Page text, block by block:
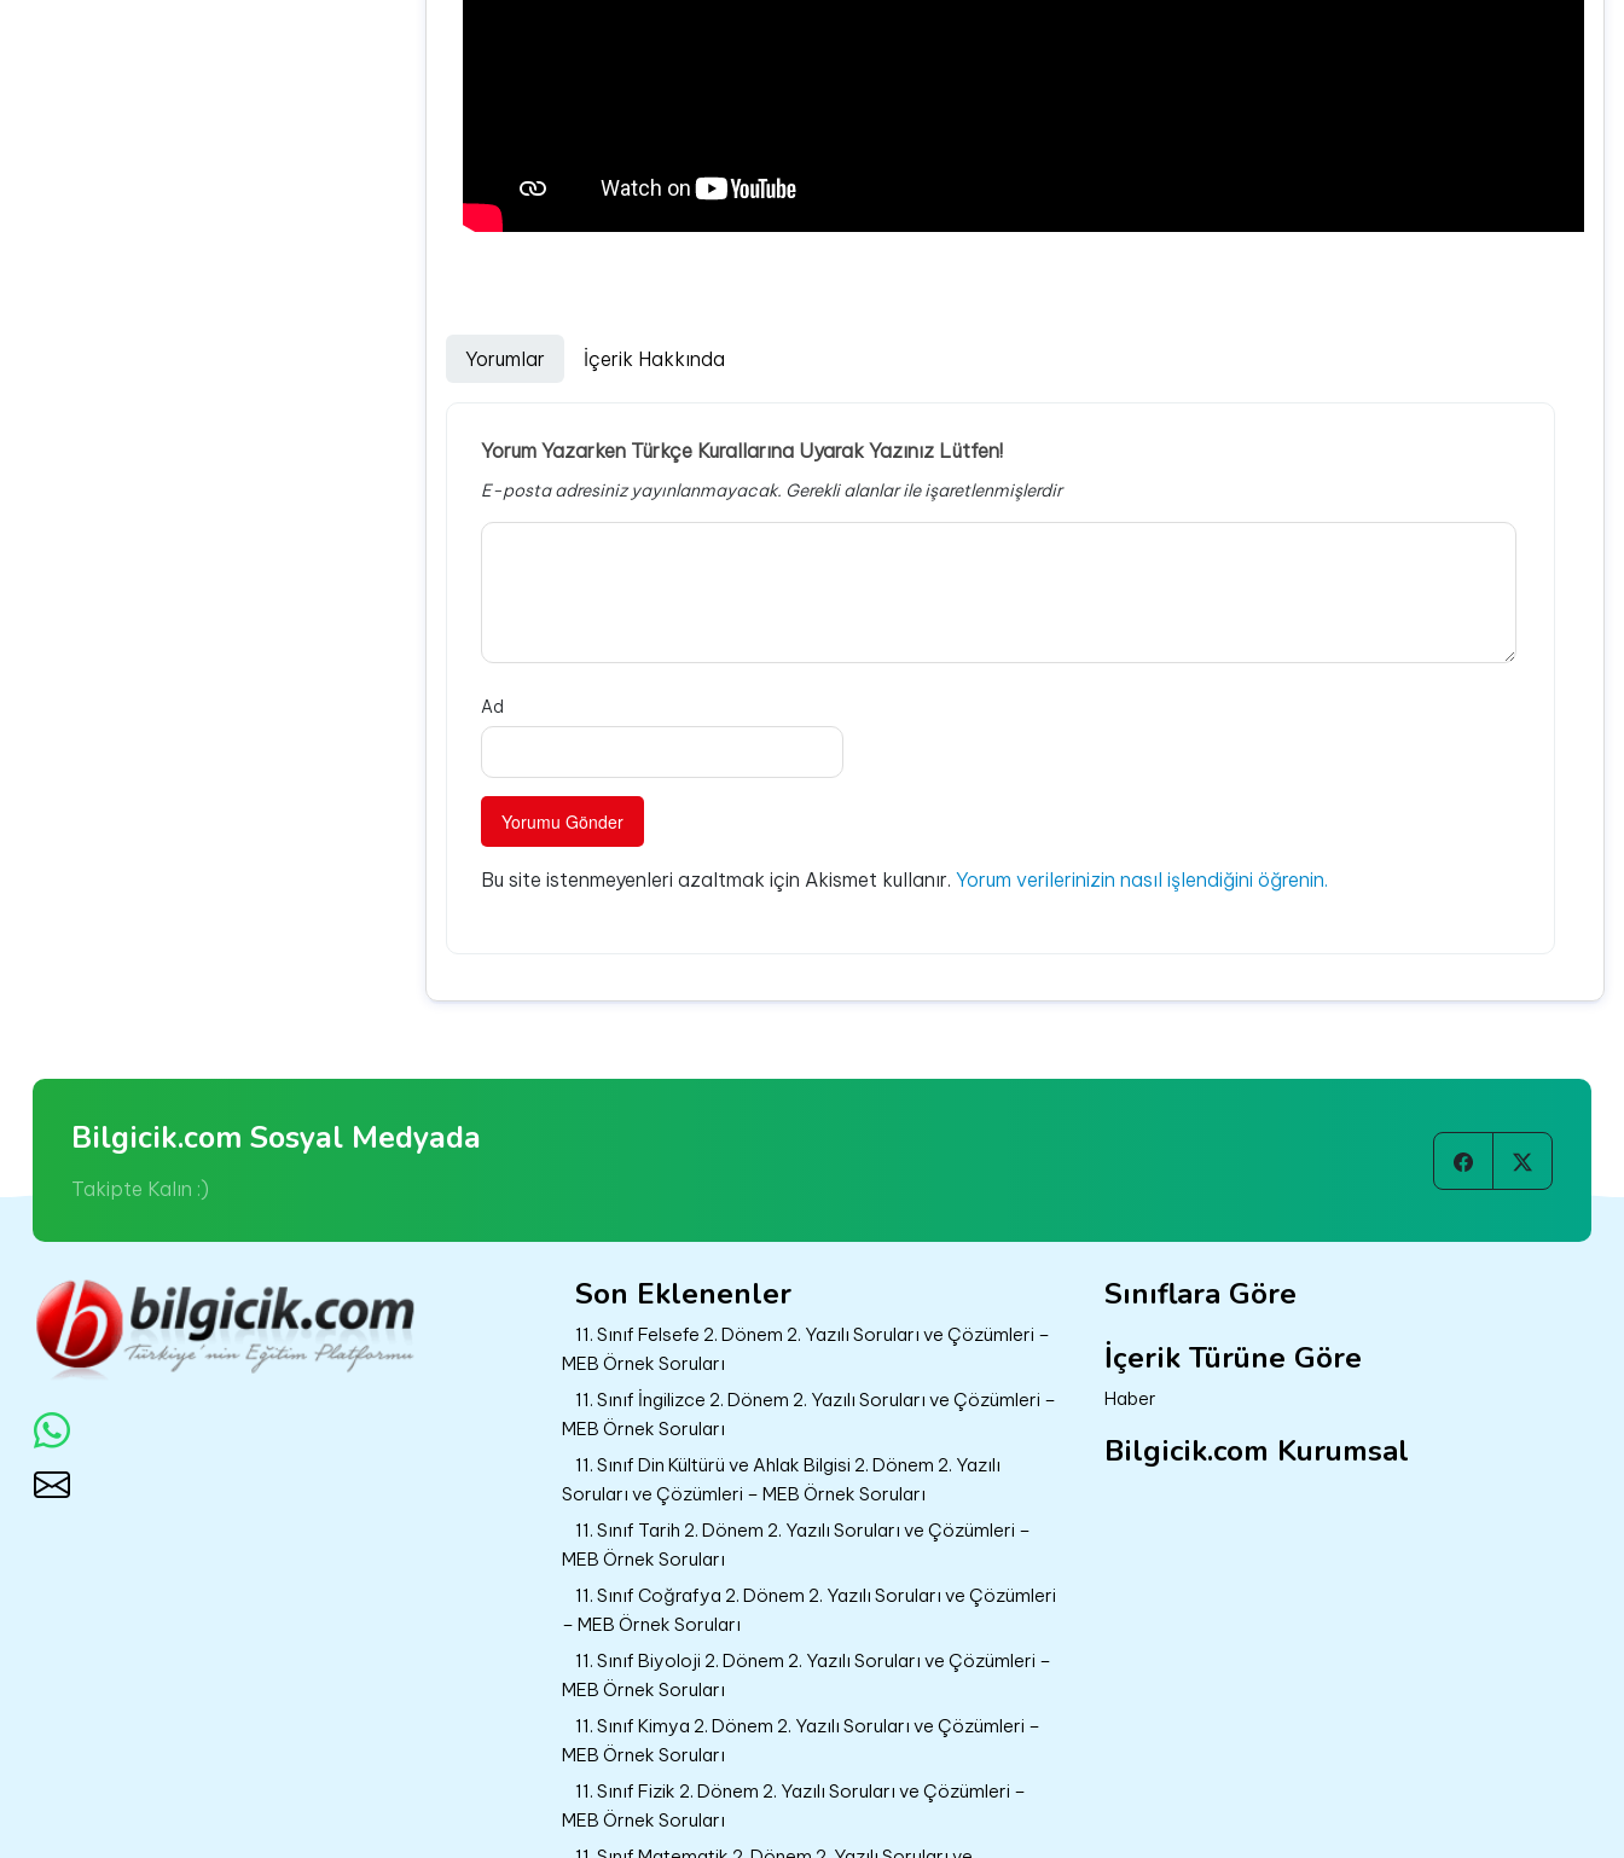
Yorumlar İçerik Hakkında
Yorum Yazarken Türkçe Kurallarına Uyarak Yazınız Lütfen!
E-posta adresiniz yayınlanmayacak. Gerekli alanlarile işaretlenmişlerdir
Ad
Bu site istenmeyenleri azaltmak için Akismet kullanır. Yorum verilerinizin nasıl işlendiğini öğrenin.
Bilgicik.com Sosyal Medyada
Takipte Kalın :)
Son Eklenenler
11. Sınıf Felsefe 2. Dönem 2. Yazılı Soruları ve Çözümleri –
MEB Örnek Soruları
11. Sınıf İngilizce 2. Dönem 2. Yazılı Soruları ve Çözümleri –
MEB Örnek Soruları
11. Sınıf Din Kültürü ve Ahlak Bilgisi 2. Dönem 2. Yazılı
Soruları ve Çözümleri – MEB Örnek Soruları
11. Sınıf Tarih 2. Dönem 2. Yazılı Soruları ve Çözümleri –
MEB Örnek Soruları
11. Sınıf Coğrafya 2. Dönem 2. Yazılı Soruları ve Çözümleri
– MEB Örnek Soruları
11. Sınıf Biyoloji 2. Dönem 2. Yazılı Soruları ve Çözümleri –
MEB Örnek Soruları
11. Sınıf Kimya 2. Dönem 2. Yazılı Soruları ve Çözümleri –
MEB Örnek Soruları
11. Sınıf Fizik 2. Dönem 2. Yazılı Soruları ve Çözümleri –
MEB Örnek Soruları
Sınıflara Göre
İçerik Türüne Göre
Haber
Bilgicik.com Kurumsal